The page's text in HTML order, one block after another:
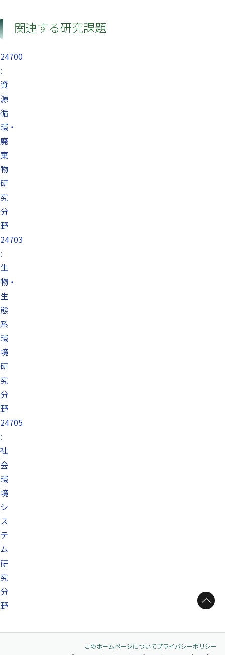
関連する研究課題
24700
:
資
源
循
環・
廃
棄
物
研
究
分
野
24703
:
生
物・
生
態
系
環
境
研
究
分
野
24705
:
社
会
環
境
シ
ス
テ
ム
研
究
分
野
ページトップへ
このホームページについてプライバシーポリシー